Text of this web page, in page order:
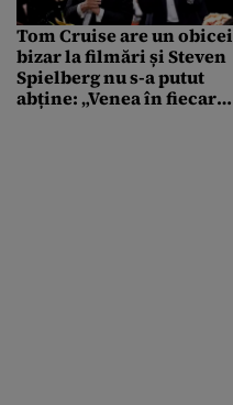
Tom Cruise are un obicei
bizar la filmări și Steven
Spielberg nu s-a putut
abține: „Venea în fiecare